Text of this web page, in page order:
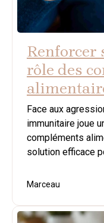
Renforcer
rôle des
Face aux
immunitaire joue
compléments
solution efficace
Marceau